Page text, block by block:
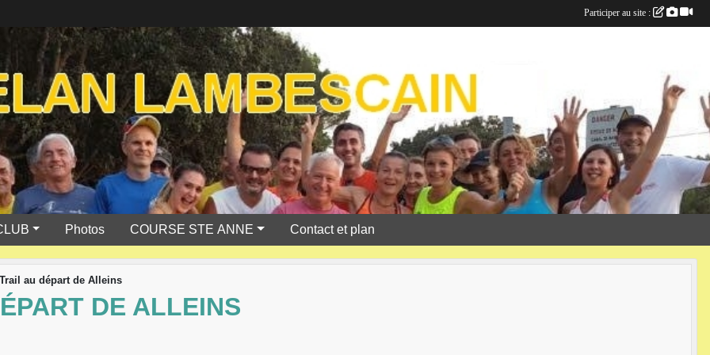
Photos COURSE STE ANNE Contact et plan
au départ de Alleins
DE ALLEINS
Participer au site :